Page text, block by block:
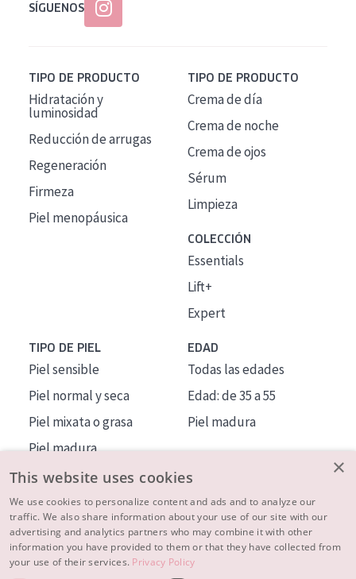
SÍGUENOS
TIPO DE PRODUCTO
Hidratación y
luminosidad
Reducción de arrugas
Regeneración
Firmeza
Piel menopáusica
TIPO DE PRODUCTO
Crema de día
Crema de noche
Crema de ojos
Sérum
Limpieza
COLECCIÓN
Essentials
Lift+
Expert
TIPO DE PIEL
Piel sensible
Piel normal y seca
Piel mixata o grasa
Piel madura
Piel expuesta al sol
Piel menopáusica
EDAD
Todas las edades
Edad: de 35 a 55
Piel madura
MÁS SOBRE NOSOTROS
INSPIRACIÓN
×
This website uses cookies
We use cookies to personalize content and ads and to analyze our
traffic. We also share information about your use of our site with our
advertising and analytics partners who may combine it with other
information you have provided to them or that they have collected from
your use of their services. Privacy Policy